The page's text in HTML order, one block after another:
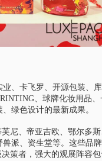
、卡飞罗、开源包装、
、球牌化妆用品
绿色设计的最新成果。
尼、帝亚吉欧、鄂尔多斯
派、资生堂等。这些品
策者，强大的观展阵容